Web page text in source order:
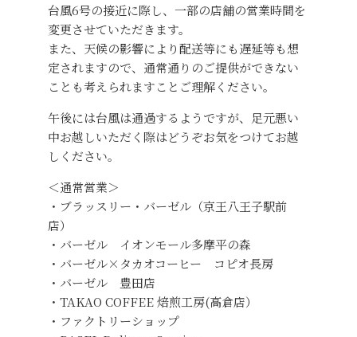
台風6号の接近に際し、一部の店舗の営業時間を
変更させていただきます。
また、天候の影響により配送等にも遅延等も想
定されますので、通常通りのご提供ができない
ことも考えられますことご理解ください。
午後には台風は通過するようですが、足元悪い
中お越しいただく際はどうぞお気をつけてお越
しください。
＜通常営業＞
・ブラッスリー・バーゼル（京王八王子駅前
店）
・バーゼル イオンモール多摩平の森
・バーゼル×タカオコーヒー コピオ長房
・バーゼル 豊田店
・TAKAO COFFEE 焙煎工房(高倉店）
・ファクトリーショップ